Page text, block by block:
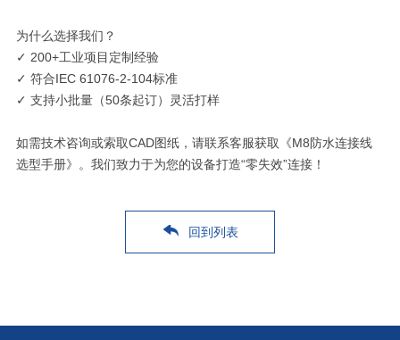
为什么选择我们？
✓ 200+工业项目定制经验
✓ 符合IEC 61076-2-104标准
✓ 支持小批量（50条起订）灵活打样
如需技术咨询或索取CAD图纸，请联系客服获取《M8防水连接线
选型手册》。我们致力于为您的设备打造“零失效”连接！
回到列表